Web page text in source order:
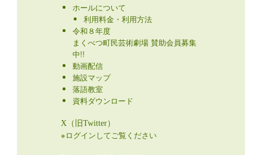
ホールについて
利用料金・利用方法
令和８年度
まくべつ町民芸術劇場 賛助会員募集
中!!
動画配信
施設マップ
落語教室
資料ダウンロード
X（旧Twitter）
※ログインしてご覧ください